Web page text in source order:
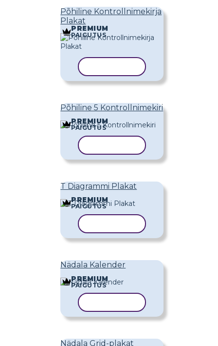
Põhiline Kontrollnimekirja
Plakat
PREMIUM
PAIGUTUS
Põhiline 5 Kontrollnimekiri
PREMIUM
PAIGUTUS
T Diagrammi Plakat
PREMIUM
PAIGUTUS
Nädala Kalender
PREMIUM
PAIGUTUS
Nädala Grid-plakat